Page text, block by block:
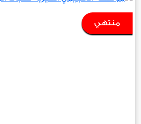
منتهي